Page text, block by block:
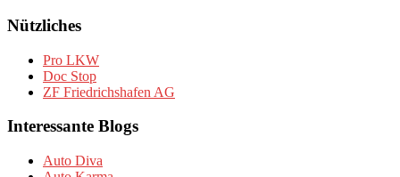
Nützliches
Pro LKW
Doc Stop
ZF Friedrichshafen AG
Interessante Blogs
Auto Diva